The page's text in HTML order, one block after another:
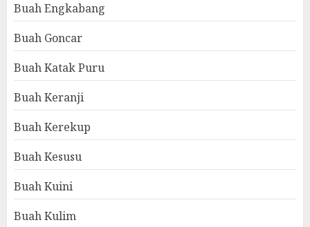
Buah Engkabang
Buah Goncar
Buah Katak Puru
Buah Keranji
Buah Kerekup
Buah Kesusu
Buah Kuini
Buah Kulim